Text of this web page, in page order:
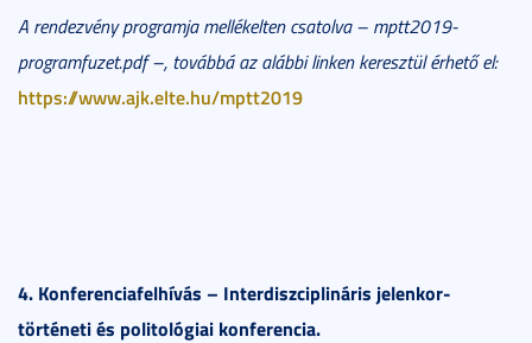
A rendezvény programja mellékelten csatolva – mptt2019-
programfuzet.pdf –, továbbá az alábbi linken keresztül érhető el:
https://www.ajk.elte.hu/mptt2019
4. Konferenciafelhívás – Interdiszciplináris jelenkor-
történeti és politológiai konferencia.